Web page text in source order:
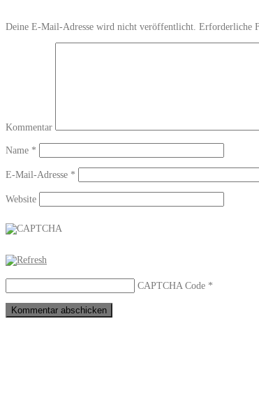
Deine E-Mail-Adresse wird nicht veröffentlicht. Erforderliche
Kommentar
Name *
E-Mail-Adresse *
Website
CAPTCHA Code *